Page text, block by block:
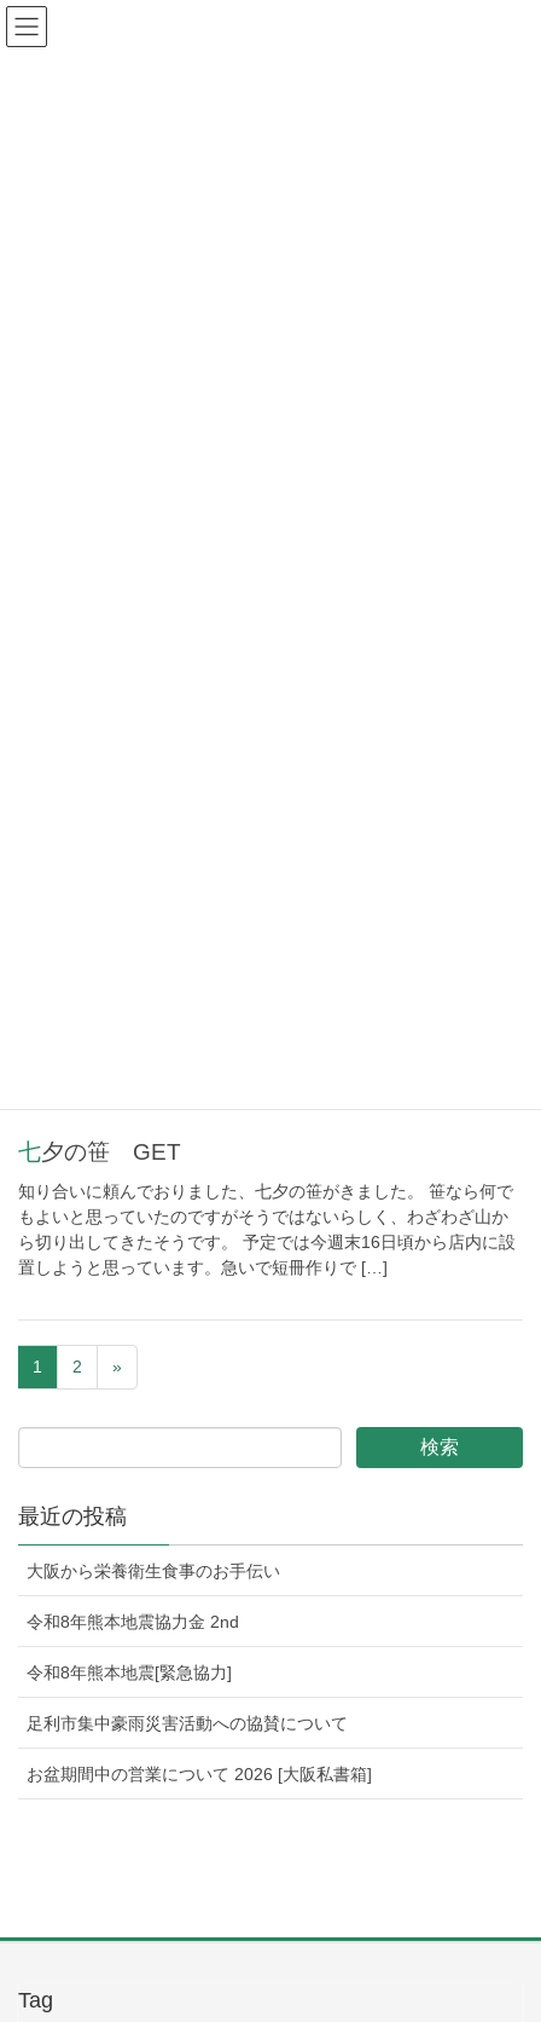
七夕の笹 GET
知り合いに頼んでおりました、七夕の笹がきました。 笹なら何で
もよいと思っていたのですがそうではないらしく、わざわざ山か
ら切り出してきたそうです。 予定では今週末16日頃から店内に設
置しようと思っています。急いで短冊作りで […]
1 2 »
最近の投稿
大阪から栄養衛生食事のお手伝い
令和8年熊本地震協力金 2nd
令和8年熊本地震[緊急協力]
足利市集中豪雨災害活動への協賛について
お盆期間中の営業について 2026 [大阪私書箱]
Tag